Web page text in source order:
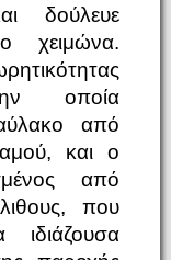
δούλευε
χειμώνα.
οποία
από
και ο
από
που